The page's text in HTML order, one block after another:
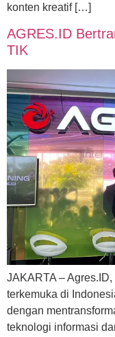
konten kreatif […]
AGRES.ID
TIK
JAKARTA –
terkemuka di
dengan
teknologi informasi